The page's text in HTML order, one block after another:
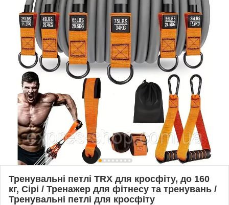
Тренувальні петлі TRX для кросфіту, до 160
кг, Сірі / Тренажер для фітнесу та тренувань /
Тренувальні петлі для кросфіту